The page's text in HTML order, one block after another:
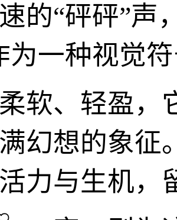
的“砰砰”声
为一种视觉
软、轻盈，
幻想的象征
力与生机，